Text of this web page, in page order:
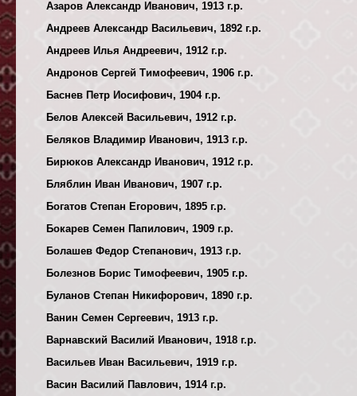
Азаров Александр Иванович, 1913 г.р.
Андреев Александр Васильевич, 1892 г.р.
Андреев Илья Андреевич, 1912 г.р.
Андронов Сергей Тимофеевич, 1906 г.р.
Баснев Петр Иосифович, 1904 г.р.
Белов Алексей Васильевич, 1912 г.р.
Беляков Владимир Иванович, 1913 г.р.
Бирюков Александр Иванович, 1912 г.р.
Бляблин Иван Иванович, 1907 г.р.
Богатов Степан Егорович, 1895 г.р.
Бокарев Семен Папилович, 1909 г.р.
Болашев Федор Степанович, 1913 г.р.
Болезнов Борис Тимофеевич, 1905 г.р.
Буланов Степан Никифорович, 1890 г.р.
Ванин Семен Сергеевич, 1913 г.р.
Варнавский Василий Иванович, 1918 г.р.
Васильев Иван Васильевич, 1919 г.р.
Васин Василий Павлович, 1914 г.р.